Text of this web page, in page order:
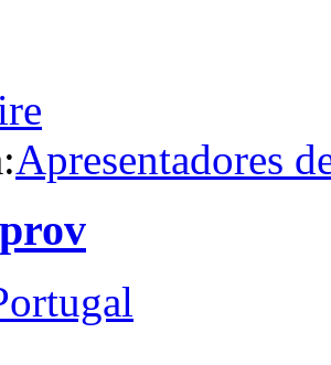
Apresentadores